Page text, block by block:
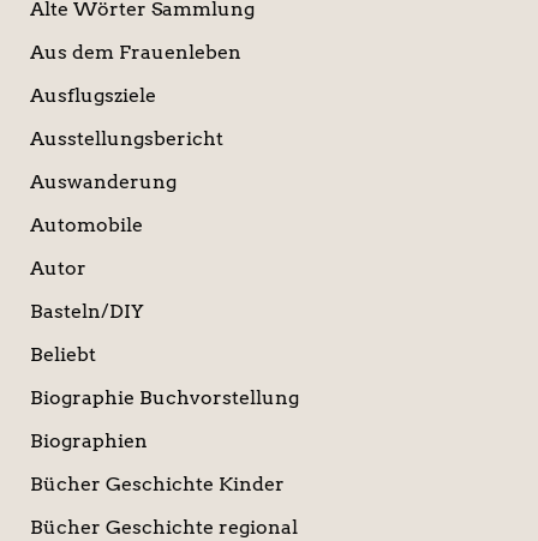
Alte Wörter Sammlung
Aus dem Frauenleben
Ausflugsziele
Ausstellungsbericht
Auswanderung
Automobile
Autor
Basteln/DIY
Beliebt
Biographie Buchvorstellung
Biographien
Bücher Geschichte Kinder
Bücher Geschichte regional